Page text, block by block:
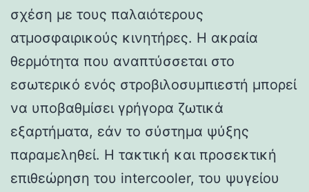
σχέση με τους παλαιότερους
ατμοσφαιρικούς κινητήρες. Η ακραία
θερμότητα που αναπτύσσεται στο
εσωτερικό ενός στροβιλοσυμπιεστή μπορεί
να υποβαθμίσει γρήγορα ζωτικά
εξαρτήματα, εάν το σύστημα ψύξης
παραμεληθεί. Η τακτική και προσεκτική
επιθεώρηση του intercooler, του ψυγείου